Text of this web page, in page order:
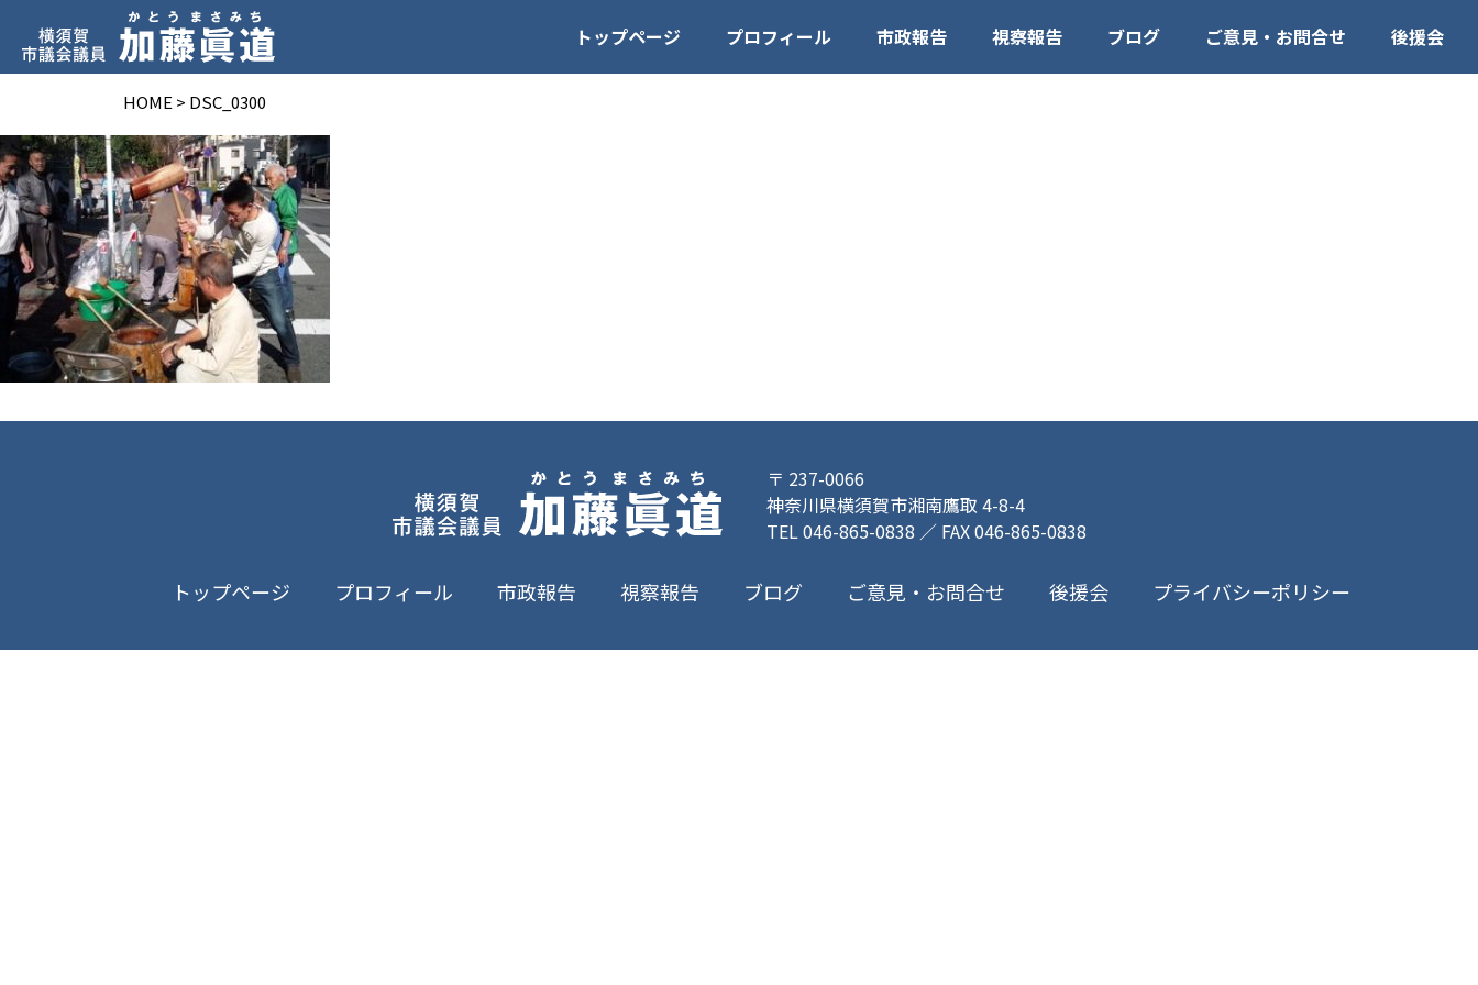
トップページ プロフィール 市政報告 視察報告 ブログ ご意見・お問合せ 後援会
HOME > DSC_0300
〒 237-0066
神奈川県横須賀市湘南鷹取 4-8-4
TEL 046-865-0838 ／ FAX 046-865-0838
トップページ プロフィール 市政報告 視察報告 ブログ ご意見・お問合せ 後援会 プライバシーポリシー